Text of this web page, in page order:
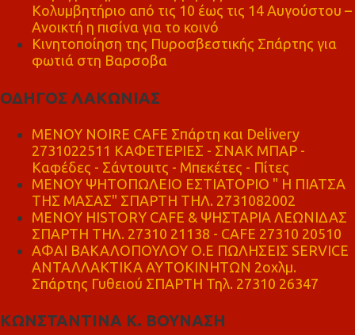
Κολυμβητήριο από τις 10 έως τις 14 Αυγούστου –
Ανοικτή η πισίνα για το κοινό
Κινητοποίηση της Πυροσβεστικής Σπάρτης για
φωτιά στη Βαρσοβα
ΟΔΗΓΟΣ ΛΑΚΩΝΙΑΣ
MENOY NOIRE CAFE Σπάρτη και Delivery
2731022511 ΚΑΦΕΤΕΡΙΕΣ - ΣΝΑΚ ΜΠΑΡ -
Καφέδες - Σάντουιτς - Μπεκέτες - Πίτες
ΜΕΝΟΥ ΨΗΤΟΠΩΛΕΙΟ ΕΣΤΙΑΤΟΡΙΟ " Η ΠΙΑΤΣΑ
ΤΗΣ ΜΑΣΑΣ" ΣΠΑΡΤΗ ΤΗΛ. 2731082002
ΜΕΝΟΥ HISTORY CAFE & ΨΗΣΤΑΡΙΑ ΛΕΩΝΙΔΑΣ
ΣΠΑΡΤΗ ΤΗΛ. 27310 21138 - CAFE 27310 20510
ΑΦΑΙ ΒΑΚΑΛΟΠΟΥΛΟΥ Ο.Ε ΠΩΛΗΣΕΙΣ SERVICE
ΑΝΤΑΛΛΑΚΤΙΚΑ ΑΥΤΟΚΙΝΗΤΩΝ 2οχλμ.
Σπάρτης Γυθειού ΣΠΑΡΤΗ Τηλ. 27310 26347
ΚΩΝΣΤΑΝΤΙΝΑ Κ. ΒΟΥΝΑΣΗ